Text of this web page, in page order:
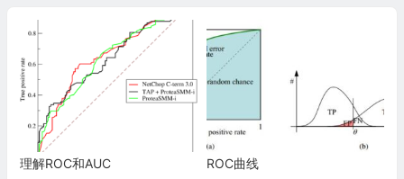
理解ROC和AUC ROC曲线